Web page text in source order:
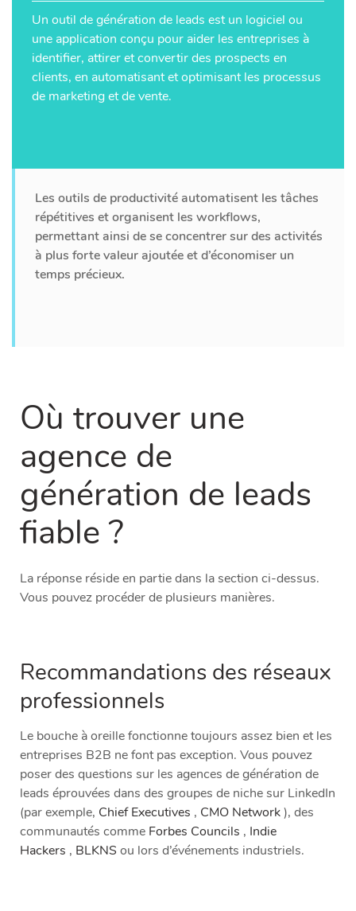
Un outil de génération de leads est un logiciel ou
une application conçu pour aider les entreprises à
identifier, attirer et convertir des prospects en
clients, en automatisant et optimisant les processus
de marketing et de vente.
Les outils de productivité automatisent les tâches
répétitives et organisent les workflows,
permettant ainsi de se concentrer sur des activités
à plus forte valeur ajoutée et d’économiser un
temps précieux.
Où trouver une
agence de
génération de leads
fiable ?
La réponse réside en partie dans la section ci-dessus.
Vous pouvez procéder de plusieurs manières.
Recommandations des réseaux
professionnels
Le bouche à oreille fonctionne toujours assez bien et les
entreprises B2B ne font pas exception. Vous pouvez
poser des questions sur les agences de génération de
leads éprouvées dans des groupes de niche sur LinkedIn
(par exemple, Chief Executives , CMO Network), des
communautés comme Forbes Councils , Indie
Hackers , BLKNS ou lors d’événements industriels.